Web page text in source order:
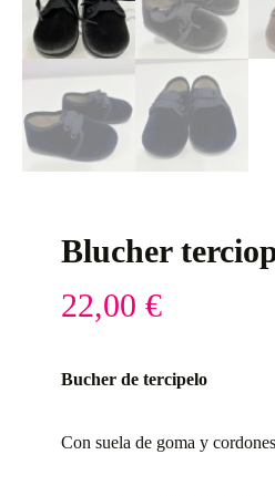
Blucher
22,00 €
Bucher de tercipelo
Con suela de goma y